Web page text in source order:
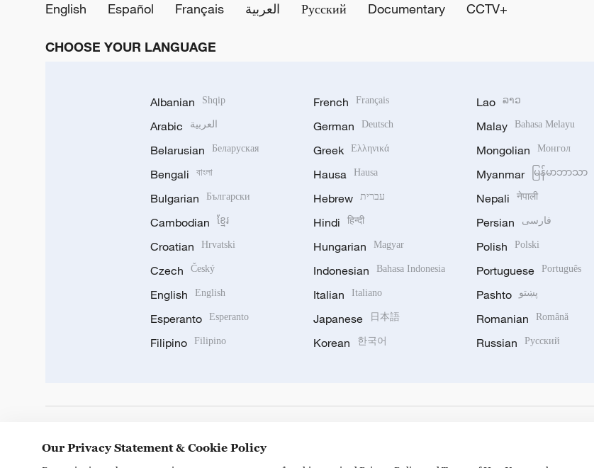
English
Español Français العربية Русский Documentary CCTV+
CHOOSE YOUR LANGUAGE
Albanian Shqip
Arabic العربية
Belarusian Беларуская
Bengali বাংলা
Bulgarian Български
Cambodian ខ្មែរ
Croatian Hrvatski
Czech Český
English English
Esperanto Esperanto
Filipino Filipino
French Français
German Deutsch
Greek Ελληνικά
Hausa Hausa
Hebrew עברית
Hindi हिन्दी
Hungarian Magyar
Indonesian Bahasa Indonesia
Italian Italiano
Japanese 日本語
Korean 한국어
Lao ລາວ
Malay Bahasa Melayu
Mongolian Монгол
Myanmar မြန်မာဘာသာ
Nepali नेपाली
Persian فارسی
Polish Polski
Portuguese Português
Pashto پښتو
Romanian Română
Russian Русский
Our Privacy Statement & Cookie Policy